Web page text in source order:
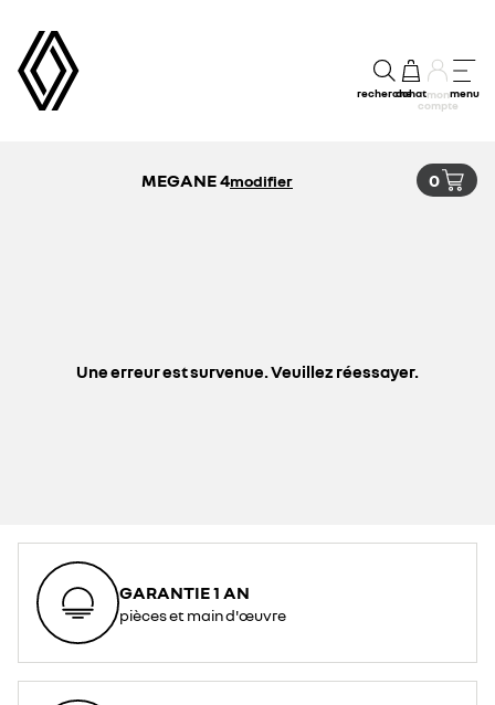
rechercheachatmon
compte
menu
MEGANE 4modifier 0
Une erreur est survenue. Veuillez réessayer.
GARANTIE 1 AN
pièces et main d'œuvre